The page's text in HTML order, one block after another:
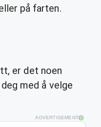
på farten.
er det noen
med å velge
ADVERTISEMENT